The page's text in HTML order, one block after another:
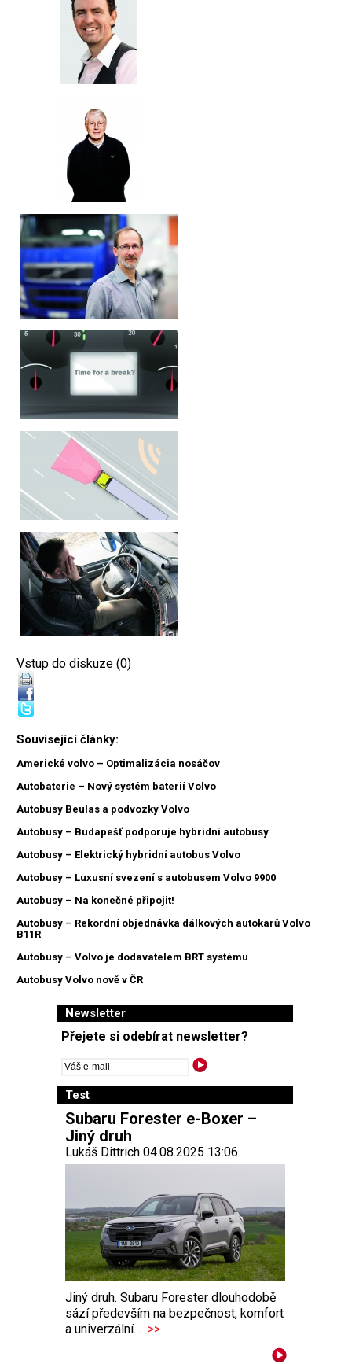
Vstup do diskuze (0)
Související články:
Americké volvo – Optimalizácia nosáčov
Autobaterie – Nový systém baterií Volvo
Autobusy Beulas a podvozky Volvo
Autobusy – Budapešť podporuje hybridní autobusy
Autobusy – Elektrický hybridní autobus Volvo
Autobusy – Luxusní svezení s autobusem Volvo 9900
Autobusy – Na konečné připojit!
Autobusy – Rekordní objednávka dálkových autokarů Volvo
B11R
Autobusy – Volvo je dodavatelem BRT systému
Autobusy Volvo nově v ČR
Newsletter
Přejete si odebírat newsletter?
Test
Subaru Forester e-Boxer –
Jiný druh
Lukáš Dittrich 04.08.2025 13:06
Jiný druh. Subaru Forester dlouhodobě
sází především na bezpečnost, komfort
a univerzální... >>